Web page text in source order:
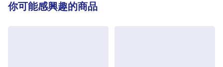
你可能感興趣的商品